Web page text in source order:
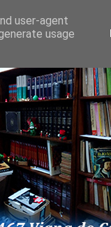
user-agent
usage